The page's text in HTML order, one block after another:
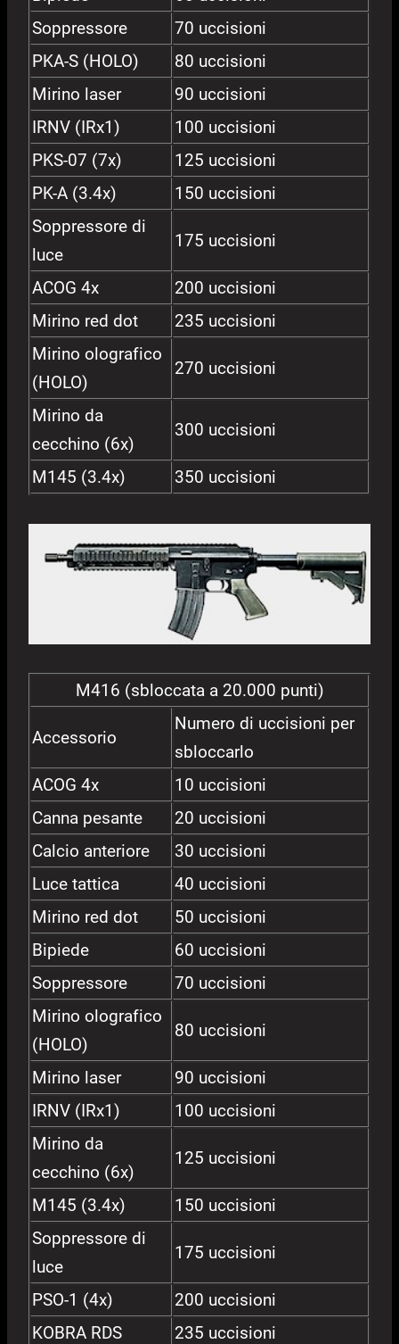
Soppressore
70 uccisioni
PKA-S (HOLO)
80 uccisioni
Mirino laser
90 uccisioni
IRNV (IRx1)
100 uccisioni
PKS-07 (7x)
125 uccisioni
PK-A (3.4x)
150 uccisioni
Soppressore di
luce
175 uccisioni
ACOG 4x
200 uccisioni
Mirino red dot
235 uccisioni
Mirino olografico
(HOLO)
270 uccisioni
Mirino da
cecchino (6x)
300 uccisioni
M145 (3.4x) 350 uccisioni
M416 (sbloccata a 20.000 punti)
Accessorio
Numero di uccisioni per
sbloccarlo
ACOG 4x
10 uccisioni
Canna pesante
20 uccisioni
Calcio anteriore
30 uccisioni
Luce tattica
40 uccisioni
Mirino red dot
50 uccisioni
Bipiede
60 uccisioni
Soppressore
70 uccisioni
Mirino olografico
(HOLO)
80 uccisioni
Mirino laser
90 uccisioni
IRNV (IRx1)
100 uccisioni
Mirino da
cecchino (6x)
125 uccisioni
M145 (3.4x)
150 uccisioni
Soppressore di
luce
175 uccisioni
PSO-1 (4x)
200 uccisioni
KOBRA RDS
235 uccisioni